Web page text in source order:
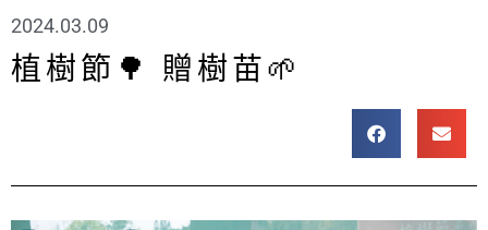
2024.03.09
植樹節🌳 贈樹苗🌱